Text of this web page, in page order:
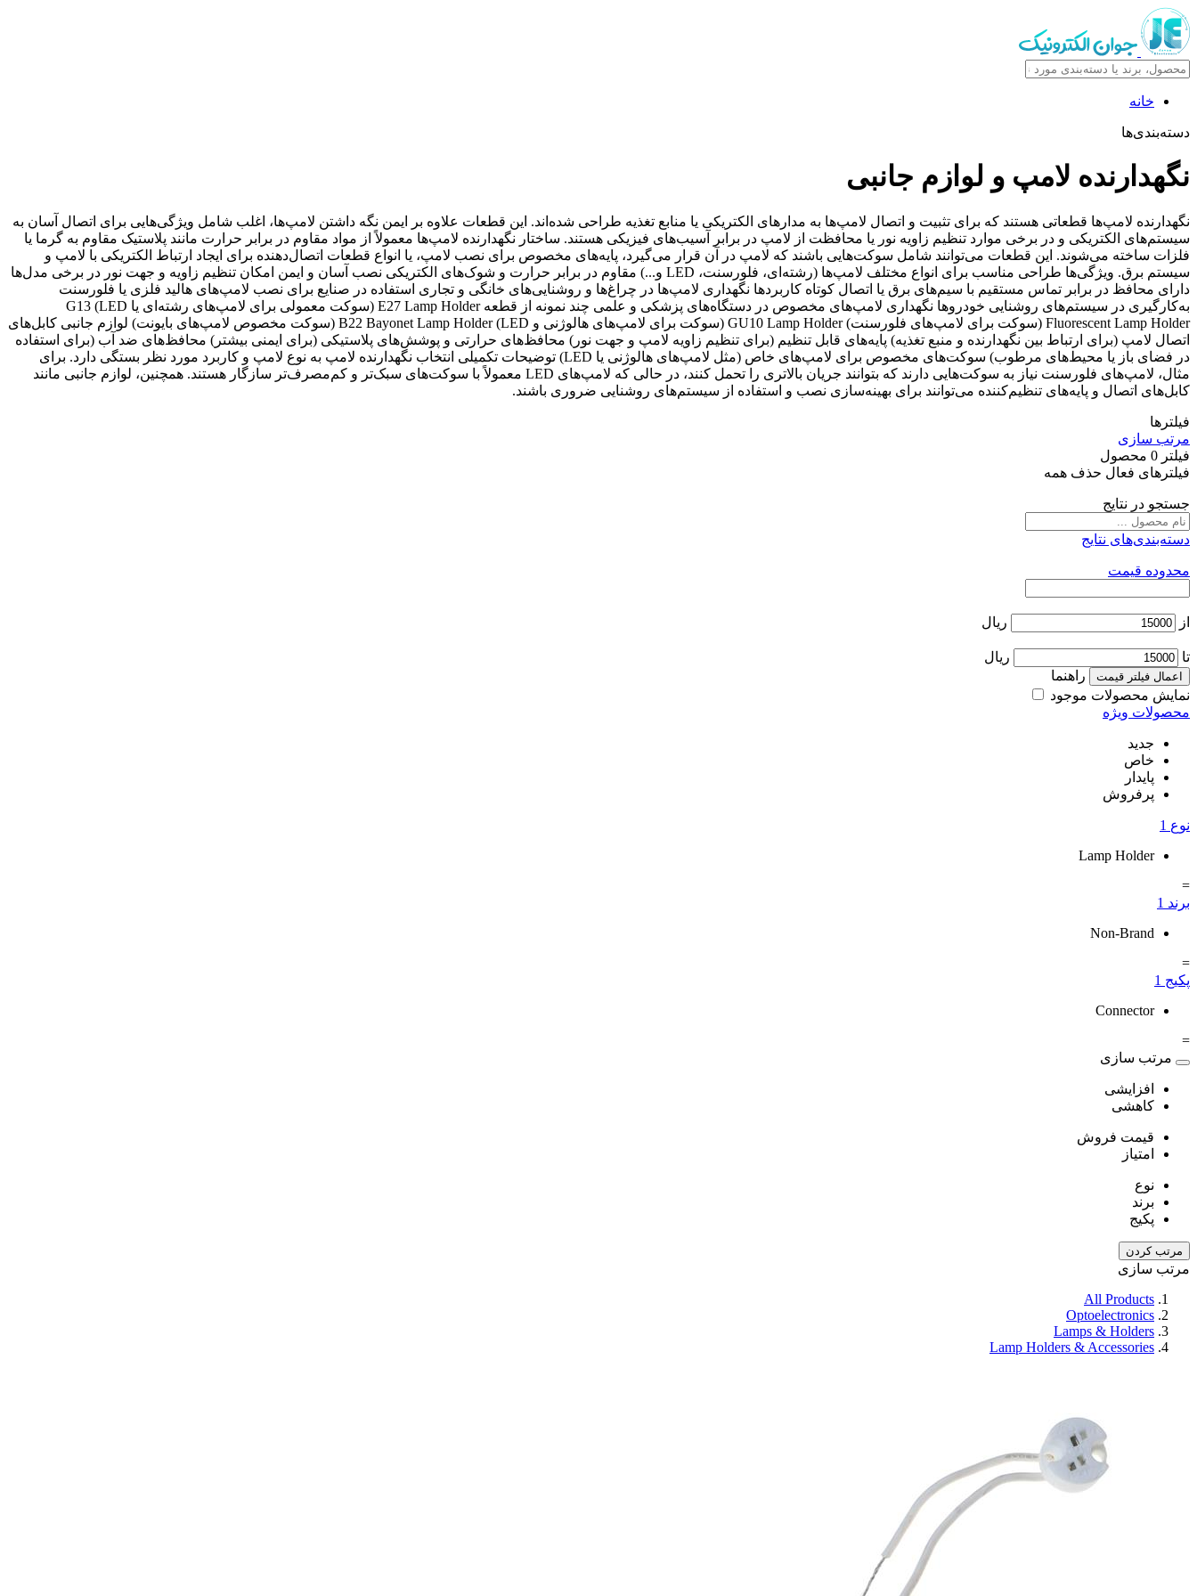
خانه
دسته‌بندی‌ها
نگهدارنده لامپ و لوازم جانبی
نگهدارنده لامپ‌ها قطعاتی هستند که برای تثبیت و اتصال لامپ‌ها به مدارهای الکتریکی یا منابع تغذیه طراحی شده‌اند. این قطعات علاوه بر ایمن نگه داشتن لامپ‌ها، اغلب شامل ویژگی‌هایی برای اتصال آسان به
سیستم‌های الکتریکی و در برخی موارد تنظیم زاویه نور یا محافظت از لامپ در برابر آسیب‌های فیزیکی هستند. ساختار نگهدارنده لامپ‌ها معمولاً از مواد مقاوم در برابر حرارت مانند پلاستیک مقاوم به گرما یا
فلزات ساخته می‌شوند. این قطعات می‌توانند شامل سوکت‌هایی باشند که لامپ در آن قرار می‌گیرد، پایه‌های مخصوص برای نصب لامپ، یا انواع قطعات اتصال‌دهنده برای ایجاد ارتباط الکتریکی با لامپ و
سیستم برق. ویژگی‌ها طراحی مناسب برای انواع مختلف لامپ‌ها (رشته‌ای، فلورسنت، LED و...) مقاوم در برابر حرارت و شوک‌های الکتریکی نصب آسان و ایمن امکان تنظیم زاویه و جهت نور در برخی مدل‌ها
دارای محافظ در برابر تماس مستقیم با سیم‌های برق یا اتصال کوتاه کاربردها نگهداری لامپ‌ها در چراغ‌ها و روشنایی‌های خانگی و تجاری استفاده در صنایع برای نصب لامپ‌های هالید فلزی یا فلورسنت
به‌کارگیری در سیستم‌های روشنایی خودروها نگهداری لامپ‌های مخصوص در دستگاه‌های پزشکی و علمی چند نمونه از قطعه E27 Lamp Holder (سوکت معمولی برای لامپ‌های رشته‌ای یا LED) G13
Fluorescent Lamp Holder (سوکت برای لامپ‌های فلورسنت) GU10 Lamp Holder (سوکت برای لامپ‌های هالوژنی و LED) B22 Bayonet Lamp Holder (سوکت مخصوص لامپ‌های بایونت) لوازم جانبی کابل‌های
اتصال لامپ (برای ارتباط بین نگهدارنده و منبع تغذیه) پایه‌های قابل تنظیم (برای تنظیم زاویه لامپ و جهت نور) محافظ‌های حرارتی و پوشش‌های پلاستیکی (برای ایمنی بیشتر) محافظ‌های ضد آب (برای استفاده
در فضای باز یا محیط‌های مرطوب) سوکت‌های مخصوص برای لامپ‌های خاص (مثل لامپ‌های هالوژنی یا LED) توضیحات تکمیلی انتخاب نگهدارنده لامپ به نوع لامپ و کاربرد مورد نظر بستگی دارد. برای
مثال، لامپ‌های فلورسنت نیاز به سوکت‌هایی دارند که بتوانند جریان بالاتری را تحمل کنند، در حالی که لامپ‌های LED معمولاً با سوکت‌های سبک‌تر و کم‌مصرف‌تر سازگار هستند. همچنین، لوازم جانبی مانند
کابل‌های اتصال و پایه‌های تنظیم‌کننده می‌توانند برای بهینه‌سازی نصب و استفاده از سیستم‌های روشنایی ضروری باشند.
فیلترها
مرتب سازی
فیلتر 0 محصول
فیلترهای فعال حذف همه
جستجو در نتایج
دسته‌بندی‌های نتایج
محدوده قیمت
از ریال
تا ریال
اعمال فیلتر قیمت
راهنما
نمایش محصولات موجود
محصولات ویژه
جدید
خاص
پایدار
پرفروش
نوع 1
Lamp Holder
=
برند 1
Non-Brand
=
پکیج 1
Connector
=
مرتب سازی
افزایشی
کاهشی
قیمت فروش
امتیاز
نوع
برند
پکیج
مرتب کردن
مرتب سازی
All Products
Optoelectronics
Lamps & Holders
Lamp Holders & Accessories